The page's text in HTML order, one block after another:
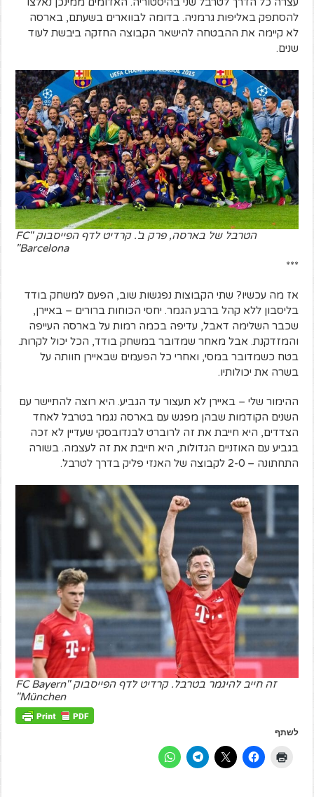
להסתפק באליפות גרמניה. בדומה לבווארים בשעתם, בארסה
לא קיימה את ההבטחה להישאר הקבוצה החזקה ביבשת לעוד
שנים.
הטרבל של בארסה, פרק ב'. קרדיט לדף הפייסבוק "FC
Barcelona"
***
אז מה עכשיו? שתי הקבוצות נפגשות שוב, הפעם למשחק בודד
בליסבון ללא קהל ברבע הגמר. יחסי הכוחות ברורים – באיירן,
שכבר השלימה דאבל, עדיפה בכמה רמות על בארסה העייפה
והמזדקנת. אבל מאחר שמדובר במשחק בודד, הכל יכול לקרות.
בטח כשמדובר במסי, ואחרי כל הפעמים שבאיירן חוותה על
בשרה את יכולותיו.
ההימור שלי – באיירן לא תעצור עד הגביע. היא רוצה להתיישר עם
השנים הקודמות שבהן מפגש עם בארסה נגמר בטרבל לאחד
הצדדים, היא חייבת את זה לרוברט לבנדובסקי שעדיין לא זכה
בגביע עם האוזניים הגדולות, היא חייבת את זה לעצמה. בשורה
התחתונה – 2-0 לקבוצה של האנזי פליק בדרך לטרבל.
זה חייב להיגמר בטרבל. קרדיט לדף הפייסבוק "FC Bayern
München"
לשתף